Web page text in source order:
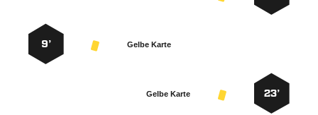
Gelbe Karte
9’
23’
Gelbe Karte